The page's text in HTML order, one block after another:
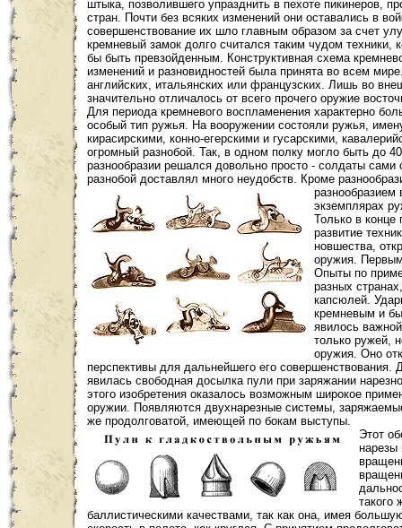
штыка, позволившего упразднить в пехоте пикинеров,
стран. Почти без всяких изменений они оставались в
совершенствование их шло главным образом за счет
кремневый замок долго считался таким чудом техники,
бы быть превзойденным. Конструктивная схема
изменений и разновидностей была принята во всем
английских, итальянских или французских. Лишь во
значительно отличалось от всего прочего оружие
Для периода кремневого воспламенения характерно
особый тип ружья. На вооружении состояли ружья,
кирасирскими, конно-егерскими и гусарскими,
огромный разнобой. Так, в одном полку могло быть до
разнообразии решался довольно просто - солдаты
разнобой доставлял много неудобств. Кроме
разнообразием
экземплярах
Только в конце
развитие
новшества,
оружия.
Опыты по
разных
капсюлей.
кремневым и
явилось
только ружей,
оружия. Оно
перспективы для дальнейшего его совершенствования.
явилась свободная досылка пули при заряжании
этого изобретения оказалось возможным широкое
оружии. Появляются двухнарезные системы,
же продолговатой, имеющей по бокам выступы.
Этот
нарезы
такого
баллистическими качествами, так как она, имея